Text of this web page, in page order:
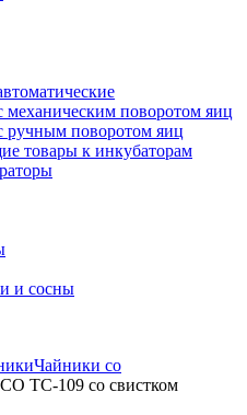
механическим поворотом яиц
ручным поворотом яиц
товары к инкубаторам
и сосны
Чайники со
TC-109 со свистком